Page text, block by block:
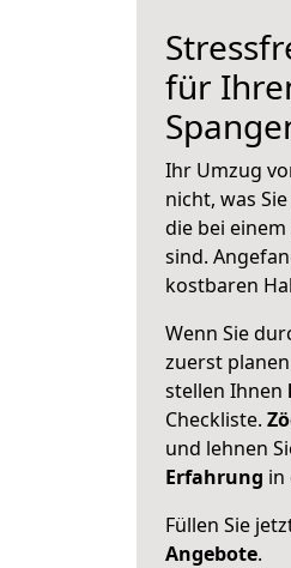
für
Ihr Umzug
nicht, was
die bei
sind.
kostbaren
Wenn Sie
zuerst
stellen Ihnen
Checkliste.
und lehnen
Erfahrung in
Füllen Sie
Angebote.